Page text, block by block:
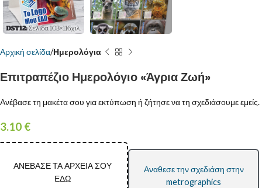
Αρχική σελίδα Ημερολόγια
Επιτραπέζιο Ημερολόγιο «Άγρια Ζωή»
Ανέβασε τη μακέτα σου για εκτύπωση ή ζήτησε να τη σχεδιάσουμε εμείς.
3.10 €
ΑΝΕΒΑΣΕ ΤΑ ΑΡΧΕΙΑ ΣΟΥ
ΕΔΩ
Αναθεσε την σχεδιάση στην
metrographics